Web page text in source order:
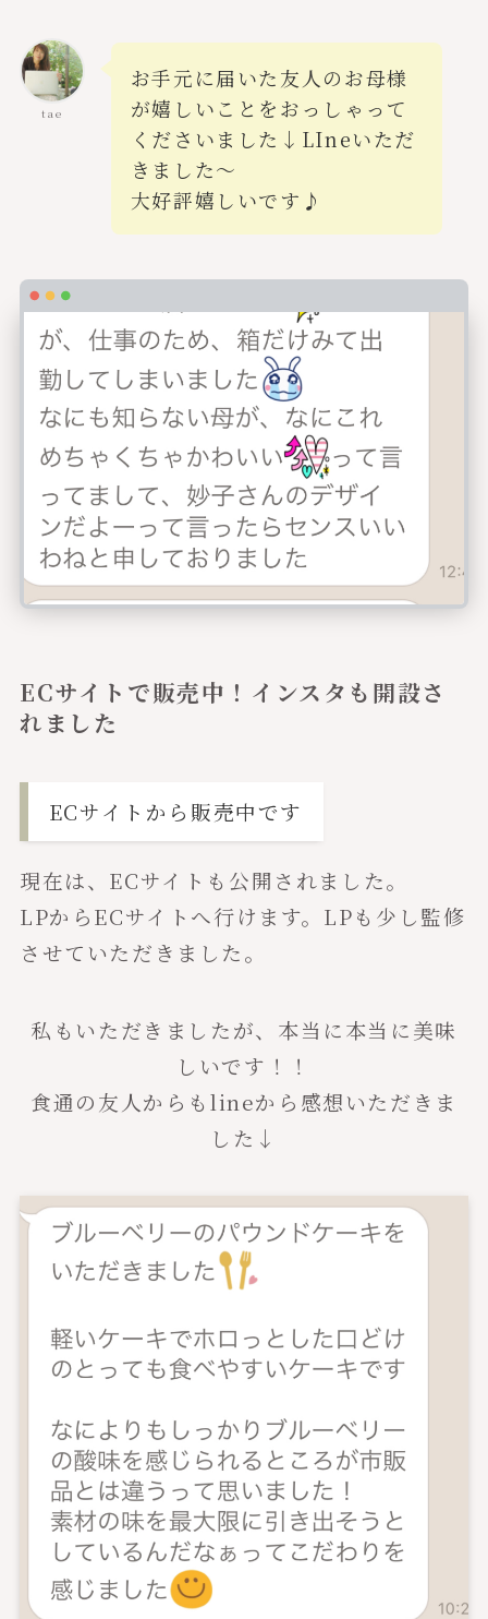
tae
お手元に届いた友人のお母様
が嬉しいことをおっしゃって
くださいました↓LIneいただ
きました〜
大好評嬉しいです♪
ECサイトで販売中！インスタも開設さ
れました
ECサイトから販売中です
現在は、ECサイトも公開されました。
LPからECサイトへ行けます。LPも少し監修
させていただきました。
私もいただきましたが、本当に本当に美味
しいです！！
食通の友人からもlineから感想いただきま
した↓